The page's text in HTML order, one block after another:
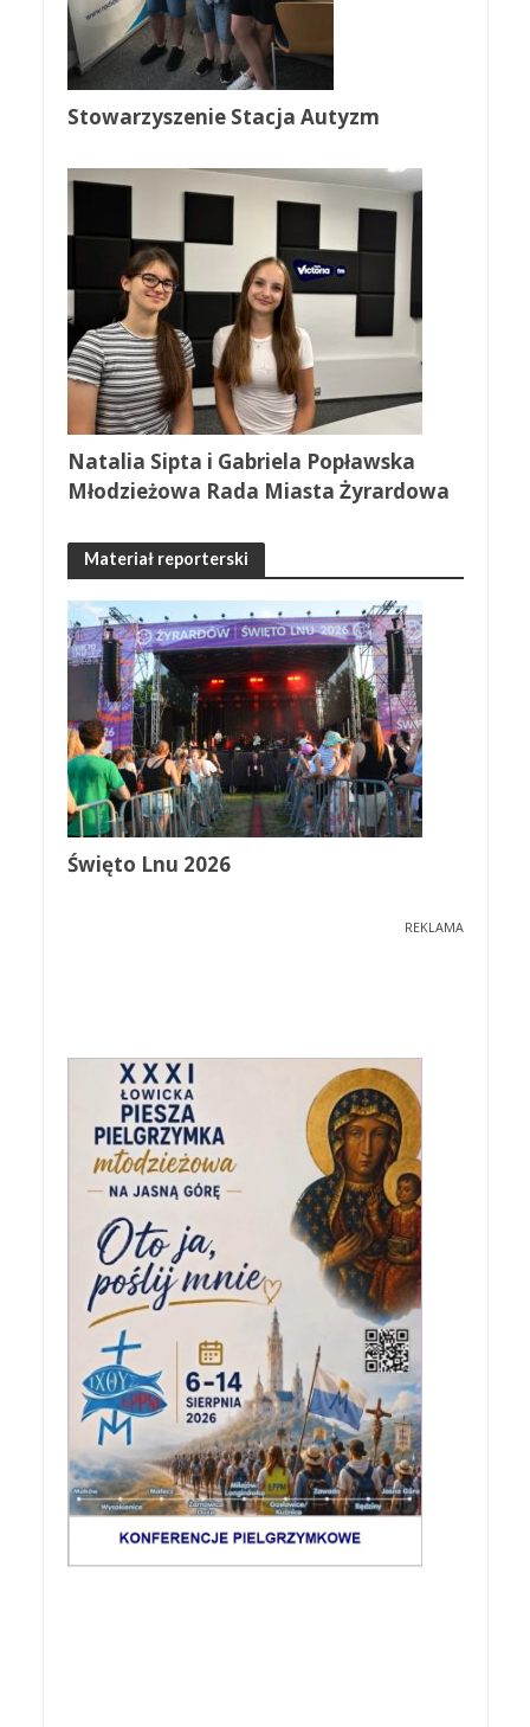
Stowarzyszenie Stacja Autyzm
Natalia Sipta i Gabriela Popławska
Młodzieżowa Rada Miasta Żyrardowa
Materiał reporterski
Święto Lnu 2026
REKLAMA